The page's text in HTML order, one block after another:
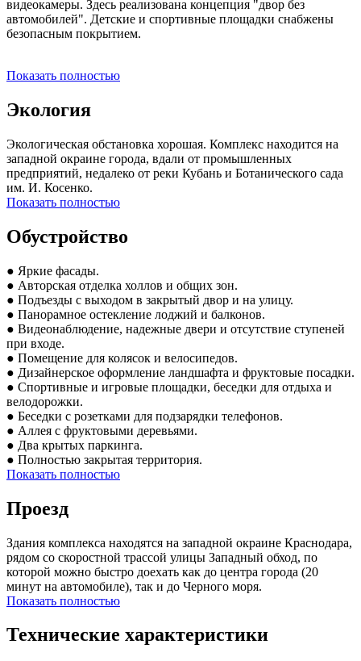
видеокамеры. Здесь реализована концепция "двор без
автомобилей". Детские и спортивные площадки снабжены
безопасным покрытием.
Показать полностью
Экология
Экологическая обстановка хорошая. Комплекс находится на
западной окраине города, вдали от промышленных
предприятий, недалеко от реки Кубань и Ботанического сада
им. И. Косенко.
Показать полностью
Обустройство
● Яркие фасады.
● Авторская отделка холлов и общих зон.
● Подъезды с выходом в закрытый двор и на улицу.
● Панорамное остекление лоджий и балконов.
● Видеонаблюдение, надежные двери и отсутствие ступеней
при входе.
● Помещение для колясок и велосипедов.
● Дизайнерское оформление ландшафта и фруктовые посадки.
● Спортивные и игровые площадки, беседки для отдыха и
велодорожки.
● Беседки с розетками для подзарядки телефонов.
● Аллея с фруктовыми деревьями.
● Два крытых паркинга.
● Полностью закрытая территория.
Показать полностью
Проезд
Здания комплекса находятся на западной окраине Краснодара,
рядом со скоростной трассой улицы Западный обход, по
которой можно быстро доехать как до центра города (20
минут на автомобиле), так и до Черного моря.
Показать полностью
Технические характеристики